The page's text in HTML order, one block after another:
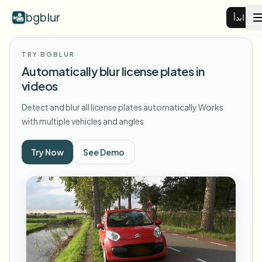
bgblur ابدأ
أمثلة
تصفح مكتبة الأمثلة الكاملة
طمس الوجه
طمس لوحة السيارة
الميزات
View all features
Browse every blur tool in one place
الشركات
المدارس والتعليم
الموارد
TRY BGBLUR
Automatically blur license plates in
videos
Detect and blur all license plates automaticallyWorks
with multiple vehicles and angles
Try Now See Demo